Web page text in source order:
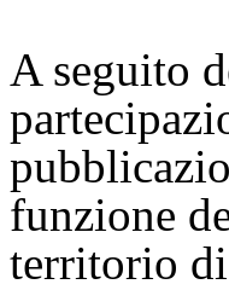
A seguito
funzione
territorio